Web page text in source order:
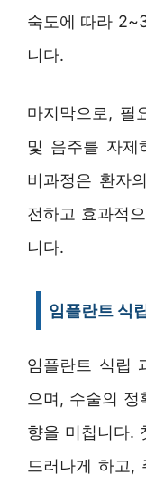
숙도에 따라
니다.
마지막으로, 필
및 음주를 자제
비과정은 환자
전하고 효과적
니다.
임플란트 식
임플란트 식립
으며, 수술의
향을 미칩니다.
드러나게 하고,